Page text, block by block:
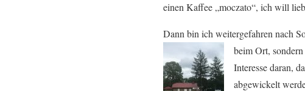
einen Kaffee „moczato“, ich will
Dann bin ich weitergefahren nach
beimOrt,
Interesse daran,
abgewickelt